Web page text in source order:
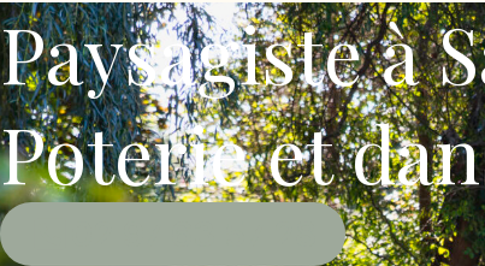
Paysagiste à
Poterie et